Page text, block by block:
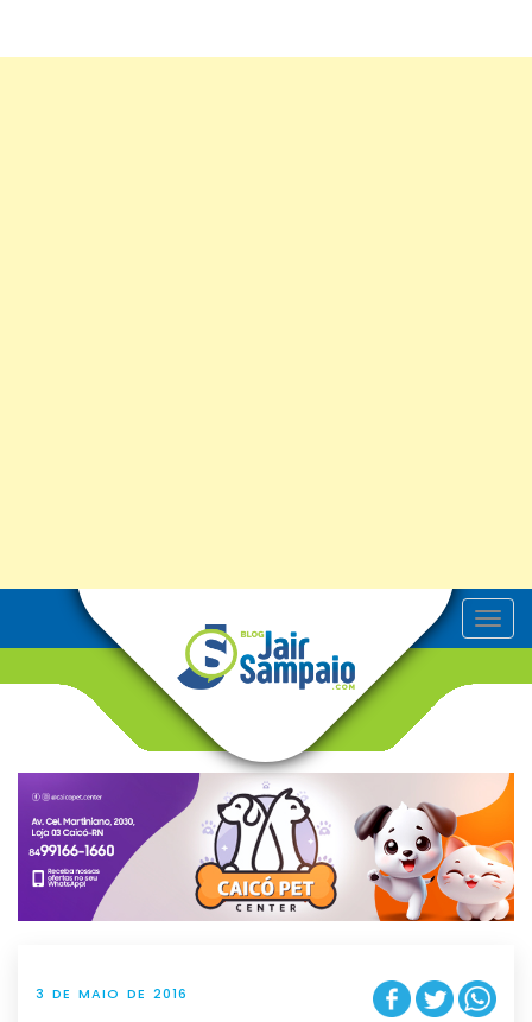
T
o
v
g
t
i
o
n
3 DE MAIO DE 2016